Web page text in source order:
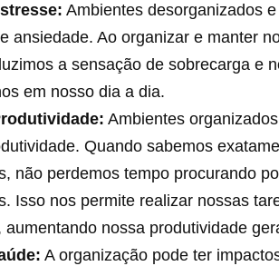
Ambientes desorganizados
ansiedade. Ao organizar e manter
a sensação de sobrecarga e
em nosso dia a dia.
Ambientes
Quando sabemos
não perdemos tempo procurando
Isso nos permite realizar nossas
aumentando nossa produtividade
A organização pode ter